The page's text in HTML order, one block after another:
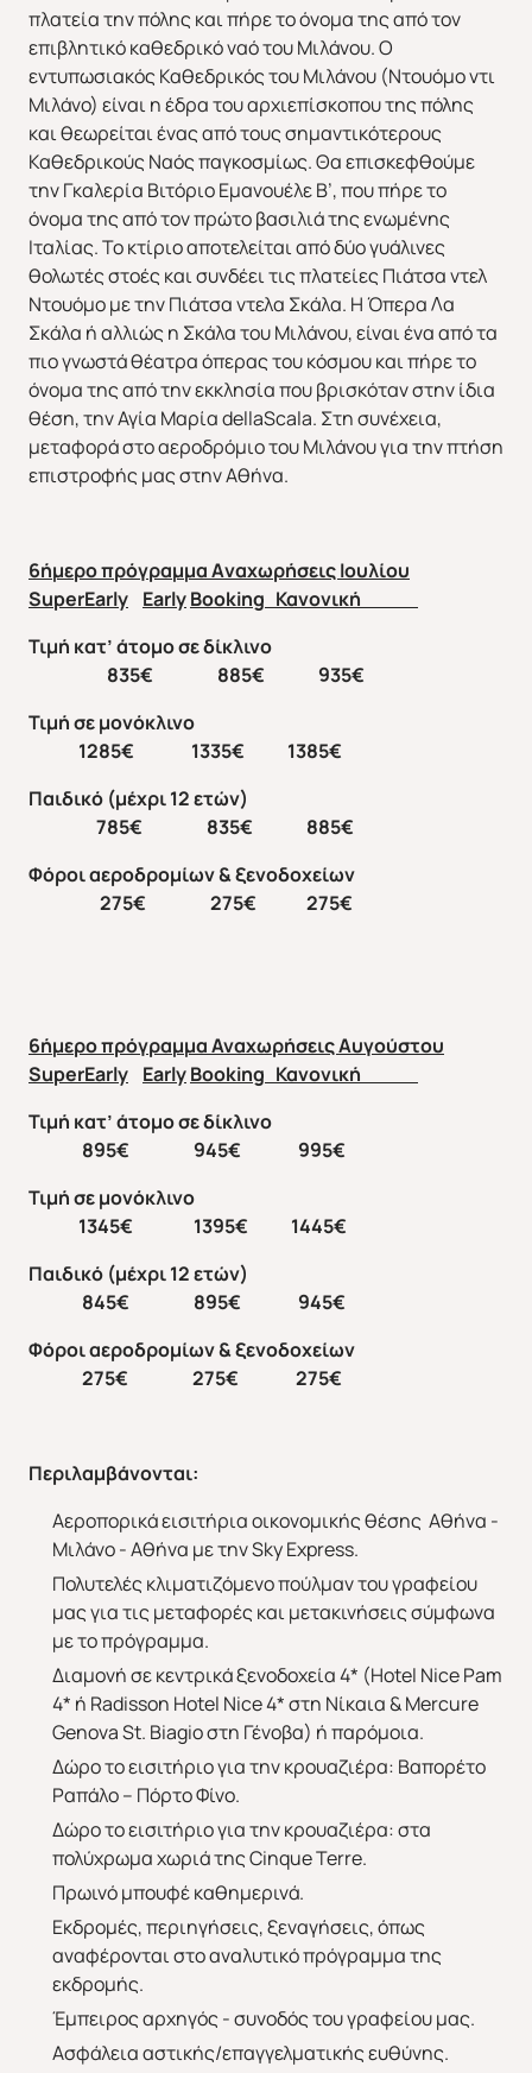
Άνοιξη 2027 Καλοκαίρι 2026
ΕΥΡΩΠΗ ΑΜΕΡΙΚΗ
ΑΣΙΑ ΑΦΡΙΚΗ
πλατεία την πόλης και πήρε το όνομα της από τον
επιβλητικό καθεδρικό ναό του Μιλάνου. Ο
εντυπωσιακός Καθεδρικός του Μιλάνου (Ντουόμο ντι
Μιλάνο) είναι η έδρα του αρχιεπίσκοπου της πόλης
και θεωρείται ένας από τους σημαντικότερους
Καθεδρικούς Ναός παγκοσμίως. Θα επισκεφθούμε
την Γκαλερία Βιτόριο Εμανουέλε Β’, που πήρε το
όνομα της από τον πρώτο βασιλιά της ενωμένης
Ιταλίας. Το κτίριο αποτελείται από δύο γυάλινες
θολωτές στοές και συνδέει τις πλατείες Πιάτσα ντελ
Ντουόμο με την Πιάτσα ντελα Σκάλα. Η Όπερα Λα
Σκάλα ή αλλιώς η Σκάλα του Μιλάνου, είναι ένα από τα
πιο γνωστά θέατρα όπερας του κόσμου και πήρε το
όνομα της από την εκκλησία που βρισκόταν στην ίδια
θέση, την Αγία Μαρία dellaScala. Στη συνέχεια,
μεταφορά στο αεροδρόμιο του Μιλάνου για την πτήση
επιστροφής μας στην Αθήνα.
6ήμερο πρόγραμμαAναχωρήσεις Ιουλίου
SuperEarly EarlyBooking Κανονική
Τιμή κατ’ άτομο σε δίκλινο
835€ 885€ 935€
Τιμή σε μονόκλινο
1285€ 1335€ 1385€
Παιδικό (μέχρι 12 ετών)
785€ 835€ 885€
Φόροι αεροδρομίων & ξενοδοχείων
275€ 275€ 275€
6ήμερο πρόγραμμα Αναχωρήσεις Αυγούστου
SuperEarly EarlyBooking Κανονική
Τιμή κατ’ άτομο σε δίκλινο
895€ 945€ 995€
Τιμή σε μονόκλινο
1345€ 1395€ 1445€
Παιδικό (μέχρι 12 ετών)
845€ 895€ 945€
Φόροι αεροδρομίων & ξενοδοχείων
275€ 275€ 275€
Περιλαμβάνονται:
Αεροπορικά εισιτήρια οικονομικής θέσης Αθήνα -
Μιλάνο - Αθήνα με την Sky Express.
Πολυτελές κλιματιζόμενο πούλμαν του γραφείου
μας για τις μεταφορές και μετακινήσεις σύμφωνα
με το πρόγραμμα.
Διαμονή σε κεντρικά ξενοδοχεία 4* (Hotel Nice Pam
4* ή Radisson Hotel Nice 4* στη Νίκαια & Mercure
Genova St. Biagio στη Γένοβα) ή παρόμοια.
Δώρο το εισιτήριο για την κρουαζιέρα: Βαπορέτο
Ραπάλο – Πόρτο Φίνο.
Δώρο το εισιτήριο για την κρουαζιέρα: στα
πολύχρωμα χωριά της Cinque Terre.
Πρωινό μπουφέ καθημερινά.
Εκδρομές, περιηγήσεις, ξεναγήσεις, όπως
αναφέρονται στο αναλυτικό πρόγραμμα της
εκδρομής.
Έμπειρος αρχηγός - συνοδός του γραφείου μας.
Ασφάλεια αστικής/επαγγελματικής ευθύνης.